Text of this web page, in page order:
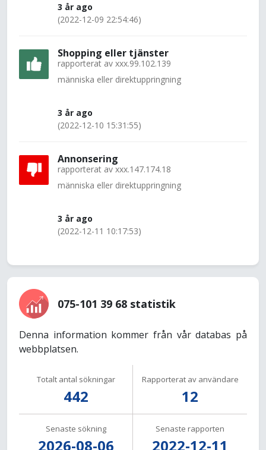
3 år ago
(2022-12-09 22:54:46)
Shopping eller tjänster
rapporterat av xxx.99.102.139
människa eller direktuppringning
3 år ago
(2022-12-10 15:31:55)
Annonsering
rapporterat av xxx.147.174.18
människa eller direktuppringning
3 år ago
(2022-12-11 10:17:53)
075-101 39 68 statistik
Denna information kommer från vår databas på
webbplatsen.
Totalt antal sökningar
442
Rapporterat av användare
12
Senaste sökning
2026-08-06
Senaste rapporten
2022-12-11